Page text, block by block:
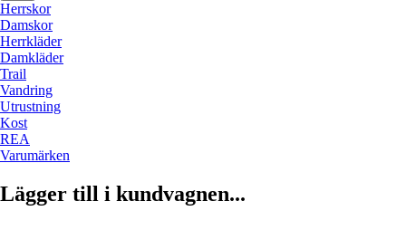
Herrskor
Damskor
Herrkläder
Damkläder
Trail
Vandring
Utrustning
Kost
REA
Varumärken
Lägger till i kundvagnen...